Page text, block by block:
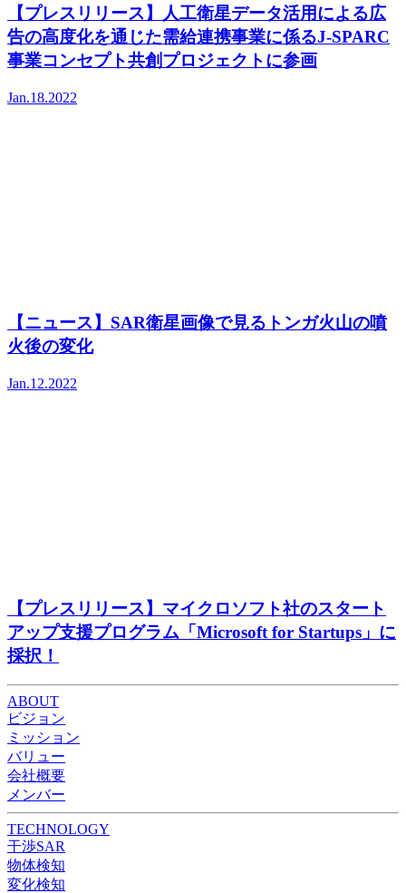
【プレスリリース】人工衛星データ活用による広
告の高度化を通じた需給連携事業に係るJ-SPARC
事業コンセプト共創プロジェクトに参画
Jan.18.2022
【ニュース】SAR衛星画像で見るトンガ火山の噴
火後の変化
Jan.12.2022
【プレスリリース】マイクロソフト社のスタート
アップ⽀援プログラム「Microsoft for Startups」に
採択！
ABOUT
ビジョン
ミッション
バリュー
会社概要
メンバー
TECHNOLOGY
干渉SAR
物体検知​​
変化検知​